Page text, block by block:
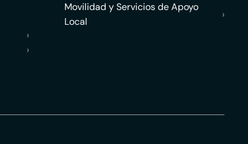
›
›
Movilidad y Servicios de Apoyo
Local
›